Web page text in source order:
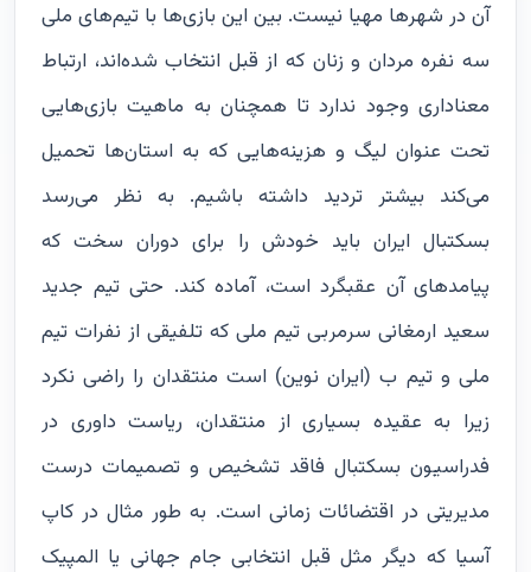
آن در شهرها مهیا نیست. بین این بازی‌ها با تیم‌های ملی
سه نفره مردان و زنان که از قبل انتخاب شده‌اند، ارتباط
معناداری وجود ندارد تا همچنان به ماهیت بازی‌هایی
تحت عنوان لیگ و هزینه‌هایی که به استان‌ها تحمیل
می‌کند بیشتر تردید داشته باشیم. به نظر می‌رسد
بسکتبال ایران باید خودش را برای دوران سخت که
پیامد‌های آن عقبگرد است، آماده کند. حتی تیم جدید
سعید ارمغانی سرمربی تیم ملی که تلفیقی از نفرات تیم
ملی و تیم ب (ایران نوین) است منتقدان را راضی نکرد
زیرا به عقیده بسیاری از منتقدان، ریاست داوری در
فدراسیون بسکتبال فاقد تشخیص و تصمیمات درست
مدیریتی در اقتضائات زمانی است. به طور مثال در کاپ
آسیا که دیگر مثل قبل انتخابی جام جهانی یا المپیک